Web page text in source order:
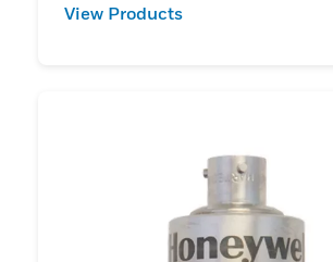
View Products